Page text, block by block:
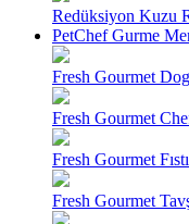
Redüksiyon Kuzu
PetChef Gurme
Fresh Gourmet
Fresh Gourmet
Fresh Gourmet
Fresh Gourmet